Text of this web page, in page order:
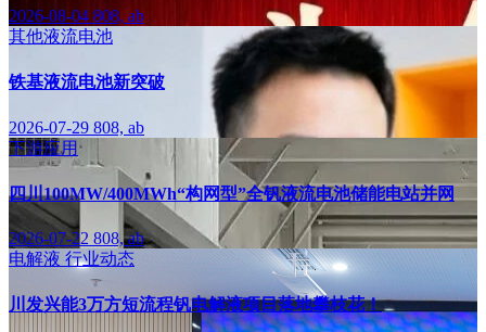
2026-08-04 808, ab
其他液流电池
铁基液流电池新突破
2026-07-29 808, ab
下游应用
四川100MW/400MWh“构网型”全钒液流电池储能电站并网
2026-07-22 808, ab
电解液 行业动态
川发兴能3万方短流程钒电解液项目落地攀枝花！